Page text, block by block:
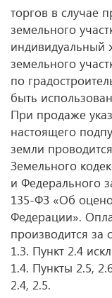
торгов в случае
земельного
земельного
по
быть
При продаже
настоящего
земли
Земельного
и Федерального
135-ФЗ «Об
Федерации».
производится за
1.3. Пункт 2.4
1.4. Пункты 2.5,
2.4, 2.5.